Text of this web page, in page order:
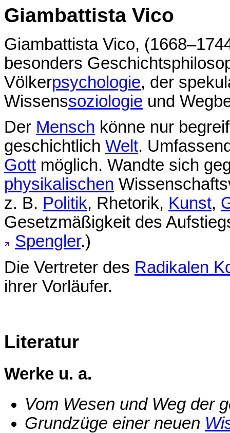
Giambattista Vico
Giambattista Vico,
besonders
Völkerpsychologie, der
Wissenssoziologie und
Der Mensch könne nur
geschichtlich Welt.
Gott möglich. Wandte sich
physikalischen
z. B. Politik, Rhetorik, Kunst,
Gesetzmäßigkeit des
Spengler.)
Die Vertreter des Radikalen
ihrer Vorläufer.
Literatur
Werke u. a.
Vom Wesen und Weg der
Grundzüge einer neuen